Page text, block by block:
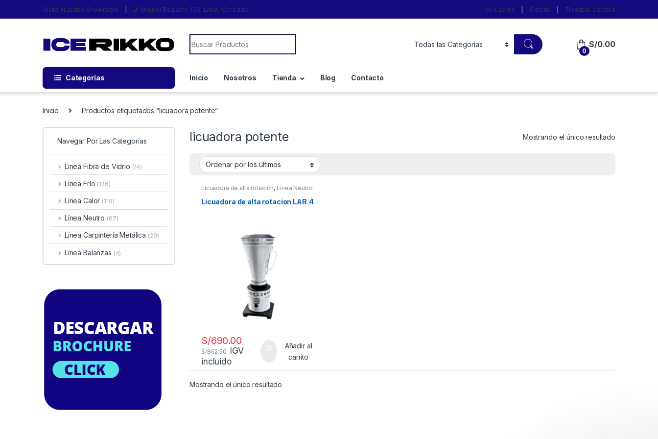
Visita Nuestro Showroom Jr Miguel Baquero 156, Lima, Cercado Mi cuenta Carrito Finalizar compra
0
S/0.00
Categorías Inicio Nosotros Tienda Blog Contacto
Inicio Productos etiquetados “licuadora potente”
licuadora potente Mostrando el único resultado
Licuadora de alta rotación, Línea Neutro
Licuadora de alta rotacion LAR.4
S/690.00
S/862.50 IGV
incluido
Añadir al
carrito
Mostrando el único resultado
Navegar Por Las Categorías
Línea Fibra de Vidrio (14)
Línea Frío (126)
Línea Calor (119)
Línea Neutro (67)
Línea Carpintería Metálica (29)
Línea Balanzas (4)